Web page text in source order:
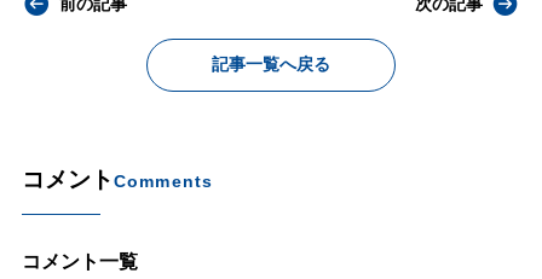
記事一覧へ戻る
コメントComments
コメント一覧